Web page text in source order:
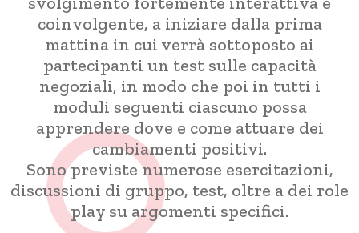
coinvolgente, a iniziare dalla prima
mattina in cui verrà sottoposto ai
partecipanti un test sulle capacità
negoziali, in modo che poi in tutti i
moduli seguenti ciascuno possa
apprendere dove e come attuare dei
cambiamenti positivi.
Sono previste numerose esercitazioni,
discussioni di gruppo, test, oltre a dei role
play su argomenti specifici.